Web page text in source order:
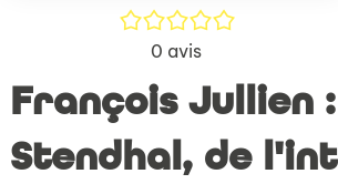
/5
0 avis
François Jullien :
Stendhal, de